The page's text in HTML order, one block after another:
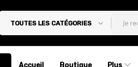
TOUTES LES CATÉGORIES
Accueil Boutique Plus